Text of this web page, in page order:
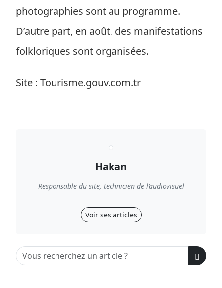
photographies sont au programme.
D’autre part, en août, des manifestations
folkloriques sont organisées.
Site : Tourisme.gouv.com.tr
Hakan
Responsable du site, technicien de l’audiovisuel
Voir ses articles